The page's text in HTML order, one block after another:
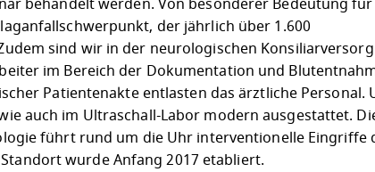
der jährlich über 1.600
sind wir in der neurologischen
im Bereich der Dokumentation und
Patientenakte entlasten das ärztliche Personal.
auch im Ultraschall-Labor modern ausgestattet.
führt rund um die Uhr interventionelle Eingriffe
wurde Anfang 2017 etabliert.